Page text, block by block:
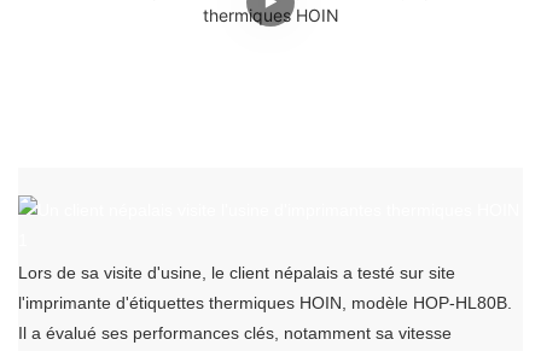
Lors de sa visite d'usine, le client népalais a testé sur site
l'imprimante d'étiquettes thermiques HOIN, modèle HOP-HL80B.
Il a évalué ses performances clés, notamment sa vitesse